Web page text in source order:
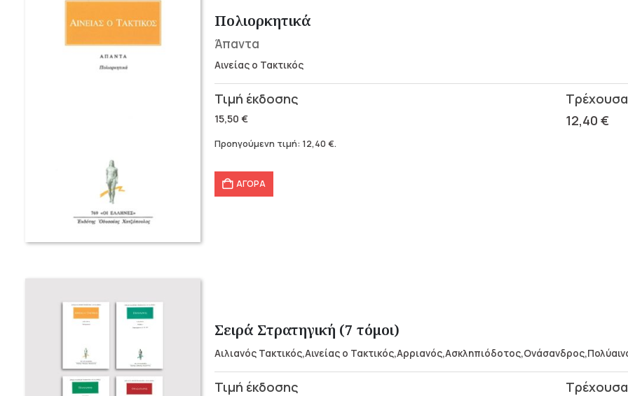
Πολιορκητικά
Άπαντα
Αινείας ο Τακτικός
15,50 €
Original
price
was:
12,40 €
Η
τρέχουσα
τιμή
12,40 €.
Προηγούμενη τιμή: 12,40 €.
ΑΓΟΡΑ
Σειρά Στρατηγική (7 τόμοι)
Αιλιανός Τακτικός,Αινείας ο
Original
Η